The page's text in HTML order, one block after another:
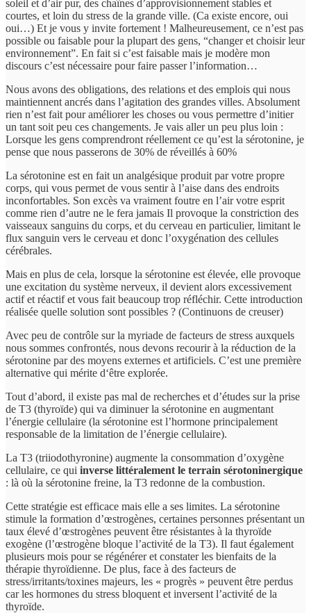
soleil et d’air pur, des chaînes d’approvisionnement stables et
courtes, et loin du stress de la grande ville. (Ca existe encore, oui
oui…) Et je vous y invite fortement ! Malheureusement, ce n’est pas
possible ou faisable pour la plupart des gens, “changer et choisir leur
environnement”. En fait si c’est faisable mais je modère mon
discours c’est nécessaire pour faire passer l’information…
Nous avons des obligations, des relations et des emplois qui nous
maintiennent ancrés dans l’agitation des grandes villes. Absolument
rien n’est fait pour améliorer les choses ou vous permettre d’initier
un tant soit peu ces changements. Je vais aller un peu plus loin :
Lorsque les gens comprendront réellement ce qu’est la sérotonine, je
pense que nous passerons de 30% de réveillés à 60%
La sérotonine est en fait un analgésique produit par votre propre
corps, qui vous permet de vous sentir à l’aise dans des endroits
inconfortables. Son excès va vraiment foutre en l’air votre esprit
comme rien d’autre ne le fera jamais Il provoque la constriction des
vaisseaux sanguins du corps, et du cerveau en particulier, limitant le
flux sanguin vers le cerveau et donc l’oxygénation des cellules
cérébrales.
Mais en plus de cela, lorsque la sérotonine est élevée, elle provoque
une excitation du système nerveux, il devient alors excessivement
actif et réactif et vous fait beaucoup trop réfléchir. Cette introduction
réalisée quelle solution sont possibles ? (Continuons de creuser)
Avec peu de contrôle sur la myriade de facteurs de stress auxquels
nous sommes confrontés, nous devons recourir à la réduction de la
sérotonine par des moyens externes et artificiels. C’est une première
alternative qui mérite d‘être explorée.
Tout d’abord, il existe pas mal de recherches et d’études sur la prise
de T3 (thyroïde) qui va diminuer la sérotonine en augmentant
l’énergie cellulaire (la sérotonine est l’hormone principalement
responsable de la limitation de l’énergie cellulaire).
La T3 (triiodothyronine) augmente la consommation d’oxygène
cellulaire, ce qui inverse littéralement le terrain sérotoninergique
: là où la sérotonine freine, la T3 redonne de la combustion.
Cette stratégie est efficace mais elle a ses limites. La sérotonine
stimule la formation d’œstrogènes, certaines personnes présentant un
taux élevé d’œstrogènes peuvent être résistantes à la thyroïde
exogène (l’œstrogène bloque l’activité de la T3). Il faut également
plusieurs mois pour se régénérer et constater les bienfaits de la
thérapie thyroïdienne. De plus, face à des facteurs de
stress/irritants/toxines majeurs, les « progrès » peuvent être perdus
car les hormones du stress bloquent et inversent l’activité de la
thyroïde.